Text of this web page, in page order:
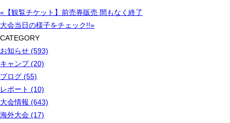
«【観覧チケット】前売券販売 間もなく終了
大会当日の様子をチェック!!»
CATEGORY
お知らせ (593)
キャンプ (20)
ブログ (55)
レポート (10)
大会情報 (643)
海外大会 (17)